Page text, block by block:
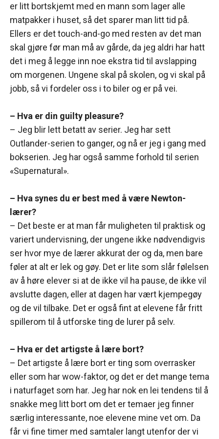
er litt bortskjemt med en mann som lager alle
matpakker i huset, så det sparer man litt tid på.
Ellers er det touch-and-go med resten av det man
skal gjøre før man må av gårde, da jeg aldri har hatt
det i meg å legge inn noe ekstra tid til avslapping
om morgenen. Ungene skal på skolen, og vi skal på
jobb, så vi fordeler oss i to biler og er på vei.
– Hva er din guilty pleasure?
– Jeg blir lett betatt av serier. Jeg har sett
Outlander-serien to ganger, og nå er jeg i gang med
bokserien. Jeg har også samme forhold til serien
«Supernatural».
– Hva synes du er best med å være Newton-
lærer?
– Det beste er at man får muligheten til praktisk og
variert undervisning, der ungene ikke nødvendigvis
ser hvor mye de lærer akkurat der og da, men bare
føler at alt er lek og gøy. Det er lite som slår følelsen
av å høre elever si at de ikke vil ha pause, de ikke vil
avslutte dagen, eller at dagen har vært kjempegøy
og de vil tilbake. Det er også fint at elevene får fritt
spillerom til å utforske ting de lurer på selv.
– Hva er det artigste å lære bort?
– Det artigste å lære bort er ting som overrasker
eller som har wow-faktor, og det er det mange tema
i naturfaget som har. Jeg har nok en lei tendens til å
snakke meg litt bort om det er temaer jeg finner
særlig interessante, noe elevene mine vet om. Da
får vi fine timer med samtaler langt utenfor der vi